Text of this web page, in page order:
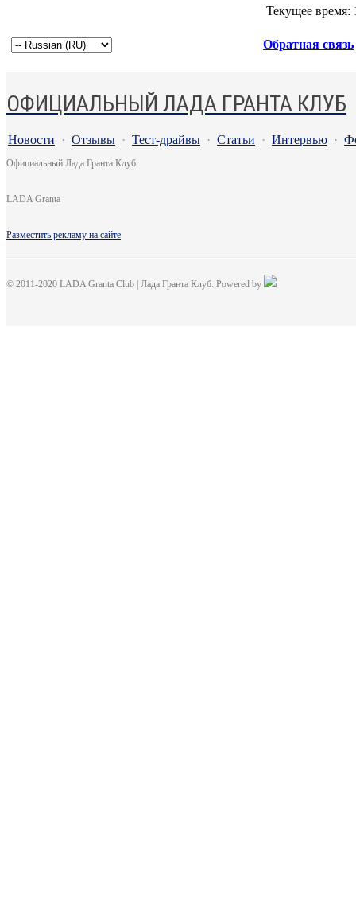
Текущее время:
Обратная связь
ОФИЦИАЛЬНЫЙ ЛАДА ГРАНТА КЛУБ
Новости · Отзывы · Тест-драйвы · Статьи · Интервью ·
Официальный Лада Гранта Клуб
LADA Granta
Разместить рекламу на сайте
© 2011-2020 LADA Granta Club | Лада Гранта Клуб. Powered by